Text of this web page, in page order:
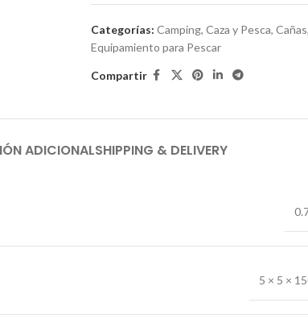
Categorías: Camping, Caza y Pesca, Cañas,
Equipamiento para Pescar
Compartir
ADICIONALSHIPPING & DELIVERY
5 × 5 ×